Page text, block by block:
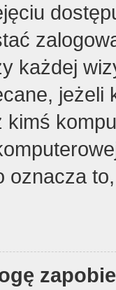
każdej
jeżeli
kimś
oznacza